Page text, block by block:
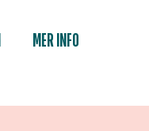
MER INFO